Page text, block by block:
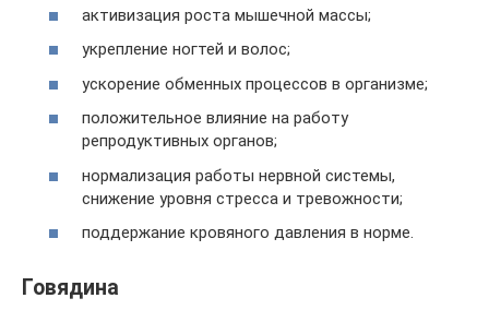
активизация роста мышечной массы;
укрепление ногтей и волос;
ускорение обменных процессов в организме;
положительное влияние на работу
репродуктивных органов;
нормализация работы нервной системы,
снижение уровня стресса и тревожности;
поддержание кровяного давления в норме.
Говядина